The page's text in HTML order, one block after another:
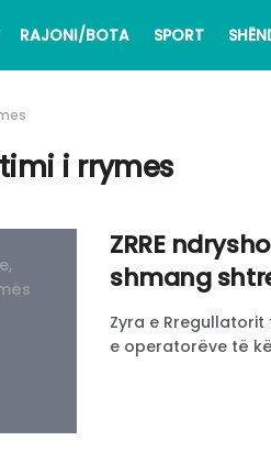
RAJONI/BOTA SPORT
i rrymes
​ZRRE
shmang
Zyra e
e operatorëve të